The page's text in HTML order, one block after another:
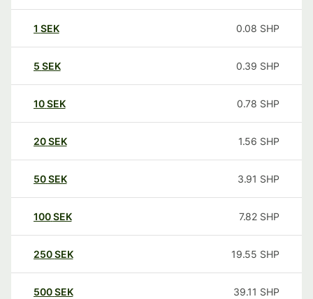
1 SEK 0.08 SHP
5 SEK 0.39 SHP
10SEK 0.78 SHP
20SEK 1.56 SHP
50SEK 3.91 SHP
100SEK 7.82 SHP
250SEK 19.55 SHP
500SEK 39.11 SHP